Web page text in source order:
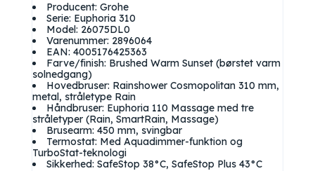
Producent: Grohe
Serie: Euphoria 310
Model: 26075DL0
Varenummer: 2896064
EAN: 4005176425363
Farve/finish: Brushed Warm Sunset (børstet varm
solnedgang)
Hovedbruser: Rainshower Cosmopolitan 310 mm,
metal, stråletype Rain
Håndbruser: Euphoria 110 Massage med tre
stråletyper (Rain, SmartRain, Massage)
Brusearm: 450 mm, svingbar
Termostat: Med Aquadimmer-funktion og
TurboStat-teknologi
Sikkerhed: SafeStop 38°C, SafeStop Plus 43°C